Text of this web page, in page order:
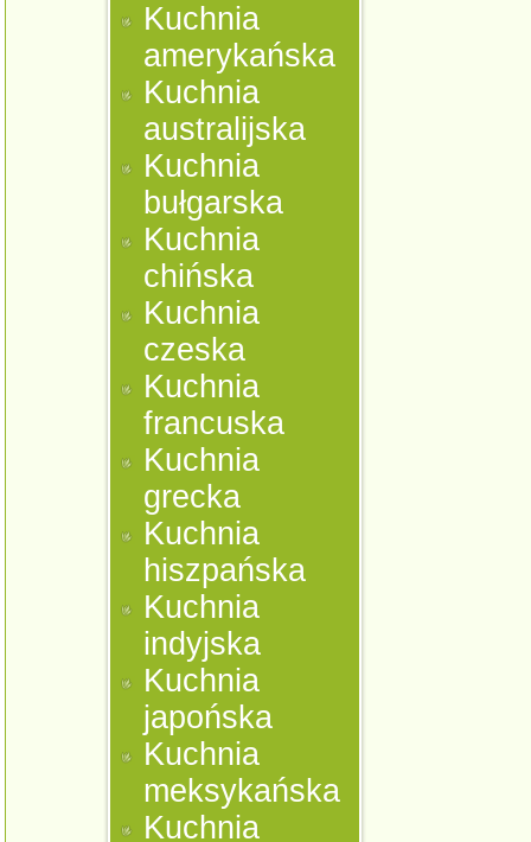
Kuchnia
amerykańska
Kuchnia
australijska
Kuchnia
bułgarska
Kuchnia
chińska
Kuchnia
czeska
Kuchnia
francuska
Kuchnia
grecka
Kuchnia
hiszpańska
Kuchnia
indyjska
Kuchnia
japońska
Kuchnia
meksykańska
Kuchnia